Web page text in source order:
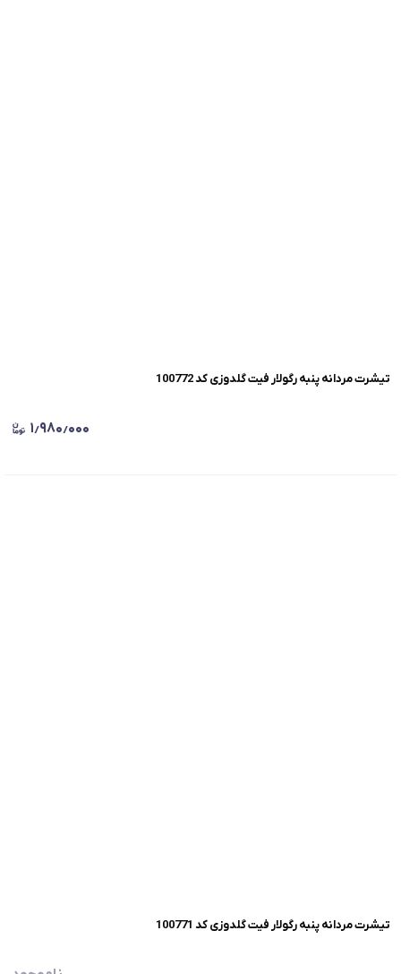
تیشرت مردانه پنبه رگولار فیت گلدوزی کد 100772
۱٫۹۸۰٫۰۰۰
تیشرت مردانه پنبه رگولار فیت گلدوزی کد 100771